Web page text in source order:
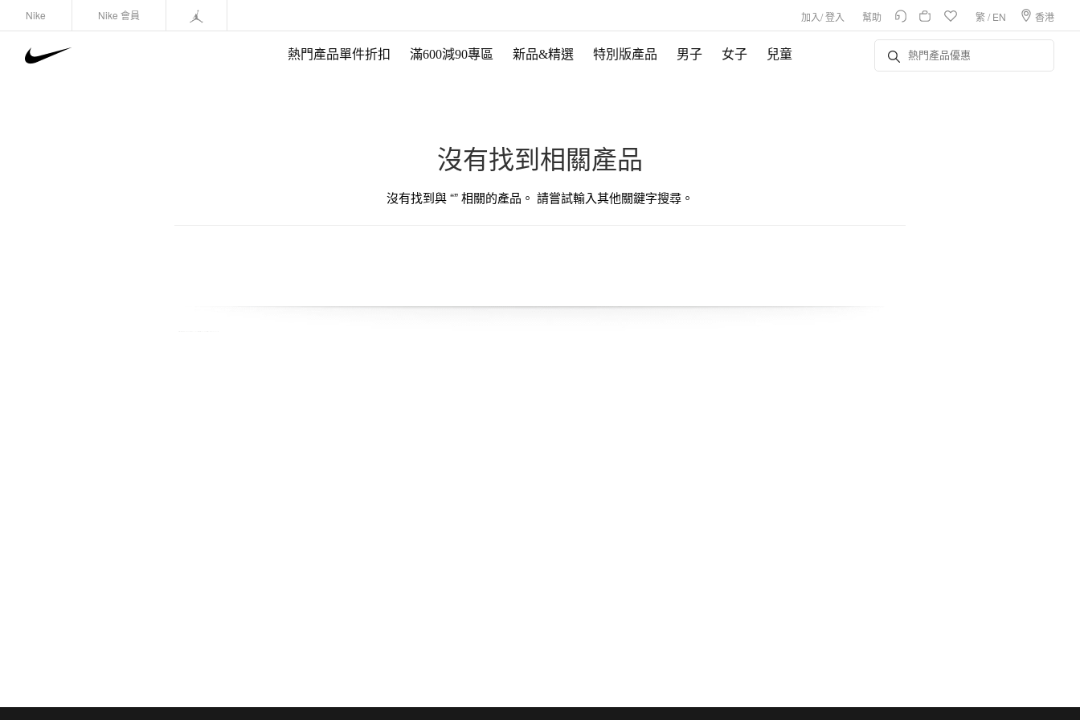
Nike Nike 會員 加入/登入 幫助 繁/ EN 香港
熱門產品單件折扣 滿600減90專區 新品&精選 特別版產品 男子 女子 兒童
沒有找到相關產品
沒有找到與 “” 相關的產品。 請嘗試輸入其他關鍵字搜尋。